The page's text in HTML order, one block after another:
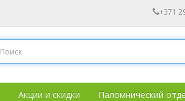
+371
Акции и скидки Паломнический